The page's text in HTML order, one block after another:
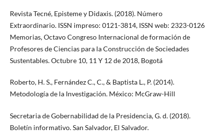
Revista Tecné, Episteme y Didaxis. (2018). Número
Extraordinario. ISSN impreso: 0121-3814, ISSN web: 2323-0126
Memorias, Octavo Congreso Internacional de formación de
Profesores de Ciencias para la Construcción de Sociedades
Sustentables. Octubre 10, 11 Y 12 de 2018, Bogotá
Roberto, H. S., Fernández C., C., & Baptista L., P. (2014).
Metodología de la Investigación. México: McGraw-Hill
Secretaria de Gobernabilidad de la Presidencia, G. d. (2018).
Boletín informativo. San Salvador, El Salvador.